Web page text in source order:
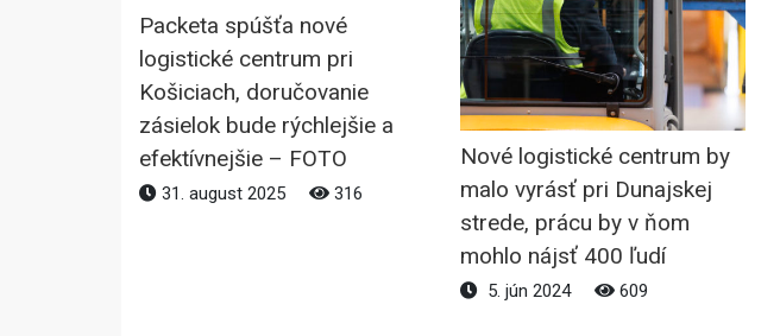
Packeta spúšťa nové
logistické centrum pri
Košiciach, doručovanie
zásielok bude rýchlejšie a
efektívnejšie – FOTO
31. august 2025 316
Nové logistické centrum by
malo vyrásť pri Dunajskej
strede, prácu by v ňom
mohlo nájsť 400 ľudí
5. jún 2024 609